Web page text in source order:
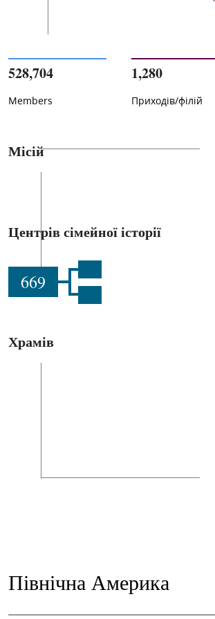
528,704
Members
1,280
Приходів/філій
Місій
Центрів сімейної історії
669
Храмів
Північна Америка